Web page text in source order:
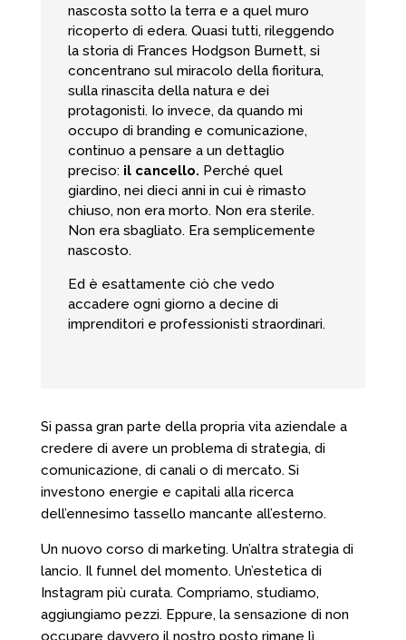
nascosta sotto la terra e a quel muro
ricoperto di edera. Quasi tutti, rileggendo
la storia di Frances Hodgson Burnett, si
concentrano sul miracolo della fioritura,
sulla rinascita della natura e dei
protagonisti. Io invece, da quando mi
occupo di branding e comunicazione,
continuo a pensare a un dettaglio
preciso: il cancello. Perché quel
giardino, nei dieci anni in cui è rimasto
chiuso, non era morto. Non era sterile.
Non era sbagliato. Era semplicemente
nascosto.
Ed è esattamente ciò che vedo
accadere ogni giorno a decine di
imprenditori e professionisti straordinari.
Si passa gran parte della propria vita aziendale a
credere di avere un problema di strategia, di
comunicazione, di canali o di mercato. Si
investono energie e capitali alla ricerca
dell’ennesimo tassello mancante all’esterno.
Un nuovo corso di marketing. Un’altra strategia di
lancio. Il funnel del momento. Un’estetica di
Instagram più curata. Compriamo, studiamo,
aggiungiamo pezzi. Eppure, la sensazione di non
occupare davvero il nostro posto rimane lì.